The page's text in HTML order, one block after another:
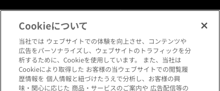
プライバシーポリシー
クッキーポリシー
閲覧環境について
Cookieについて
当社では ウェブサイトでの体験を向上させ、コンテンツや
広告をパーソナライズし、ウェブサイトのトラフィックを分
析するために、Cookieを使用しています。 また、当社は
Cookieにより取得した お客様の当ウェブサイトでの閲覧履
歴情報を 個人情報と紐づけたうえで分析し、お客様の興
味・関心に応じた 商品・サービスのご案内や 広告配信等の